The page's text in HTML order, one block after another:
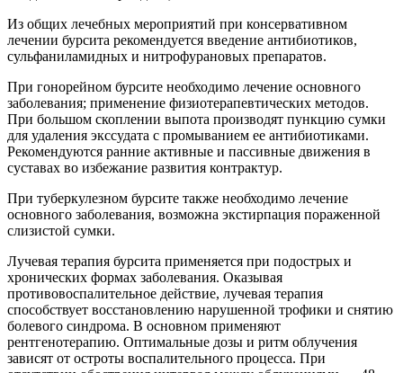
Из общих лечебных мероприятий при консервативном
лечении бурсита рекомендуется введение антибиотиков,
сульфаниламидных и нитрофурановых препаратов.
При гонорейном бурсите необходимо лечение основного
заболевания; применение физиотерапевтических методов.
При большом скоплении выпота производят пункцию сумки
для удаления экссудата с промыванием ее антибиотиками.
Рекомендуются ранние активные и пассивные движения в
суставах во избежание развития контрактур.
При туберкулезном бурсите также необходимо лечение
основного заболевания, возможна экстирпация пораженной
слизистой сумки.
Лучевая терапия бурсита применяется при подострых и
хронических формах заболевания. Оказывая
противовоспалительное действие, лучевая терапия
способствует восстановлению нарушенной трофики и снятию
болевого синдрома. В основном применяют
рентгенотерапию. Оптимальные дозы и ритм облучения
зависят от остроты воспалительного процесса. При